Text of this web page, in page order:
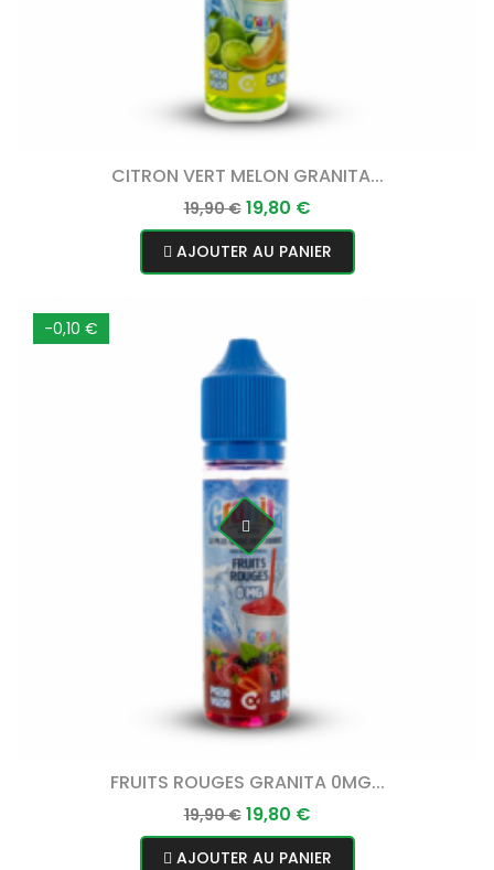
CITRON VERT MELON GRANITA...
Prix
normal
19,90 € Prix
19,80 €
AJOUTER AU PANIER
-0,10 €
FRUITS ROUGES GRANITA 0MG...
Prix
normal
19,90 € Prix
19,80 €
AJOUTER AU PANIER